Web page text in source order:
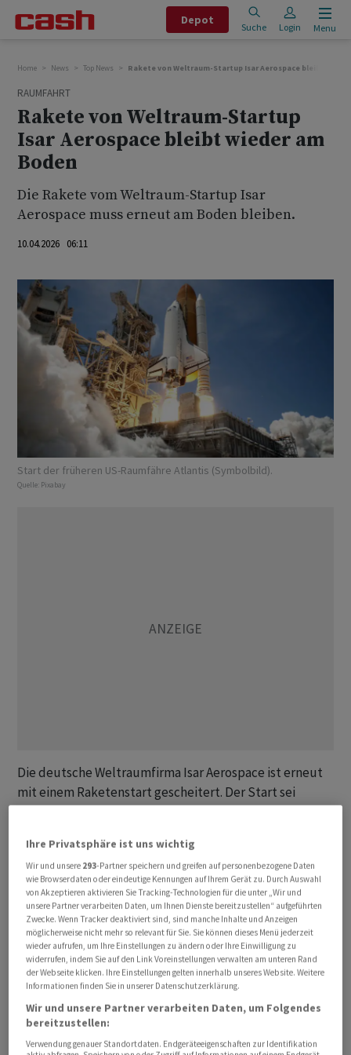
Depot
Suche Login Menu
Home News Top News Rakete von Weltraum-Startup Isar Aerospace bleibt
RAUMFAHRT
Rakete von Weltraum-Startup
Isar Aerospace bleibt wieder am
Boden
Die Rakete vom Weltraum-Startup Isar
Aerospace muss erneut am Boden bleiben.
10.04.2026 06:11
Start der früheren US-Raumfähre Atlantis (Symbolbild).
Quelle: Pixabay
Die deutsche Weltraumfirma Isar Aerospace ist erneut
mit einem Raketenstart gescheitert. Der Start sei
Donnerstagabend mit. «Es steht ausser ⁠Frage, dass wir
die Erdumlaufbahn erreichen und einen zuverlässigen
Zugang zum Weltraum beweisen werden», erklärte
Aerospace-Chef ‌Daniel Metzler. «Startabbrüche
gehören zur Raketenindustrie; jedes erfolgreiche
Raumfahrtunternehmen hat ‌das schon erlebt. Jeder
Versuch liefert uns ​auf unserem Weg in den Orbit
wertvolle Erfahrungen und Erkenntnisse.» Er versprach:
«Wir werden bald wieder startbereit auf der Startrampe
stehen.»
Ihre Privatsphäre ist uns wichtig
Wir und unsere 293-Partner speichern und greifen auf personenbezogene Daten
wie Browserdaten oder eindeutige Kennungen auf Ihrem Gerät zu. Durch Auswahl
von Akzeptieren aktivieren Sie Tracking-Technologien für die unter „Wir und
unsere Partner verarbeiten Daten, um Ihnen Dienste bereitzustellen“ aufgeführten
Zwecke. Wenn Tracker deaktiviert sind, sind manche Inhalte und Anzeigen
möglicherweise nicht mehr so relevant für Sie. Sie können dieses Menü jederzeit
wieder aufrufen, um Ihre Einstellungen zu ändern oder Ihre Einwilligung zu
widerrufen, indem Sie auf den Link Voreinstellungen verwalten am unteren Rand
der Webseite klicken. Ihre Einstellungen gelten innerhalb unseres Website. Weitere
Informationen finden Sie in unserer Datenschutzerklärung.
Wir und unsere Partner verarbeiten Daten, um Folgendes
bereitzustellen:
Verwendung genauer Standortdaten. Endgeräteeigenschaften zur Identifikation